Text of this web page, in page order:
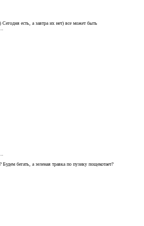
Сегодня есть, а завтра их нет) все может быть
бегать, а зеленая травка по пузику пощекотает?